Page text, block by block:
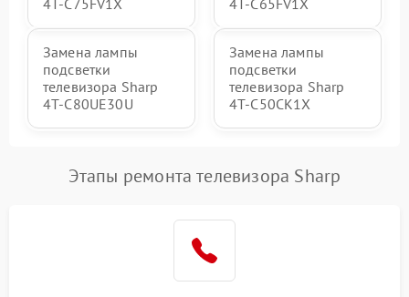
Замена лампы
подсветки
телевизора Sharp
4T-C80UE30U
Замена лампы
подсветки
телевизора Sharp
4T-C50CK1X
Этапы ремонта телевизора Sharp